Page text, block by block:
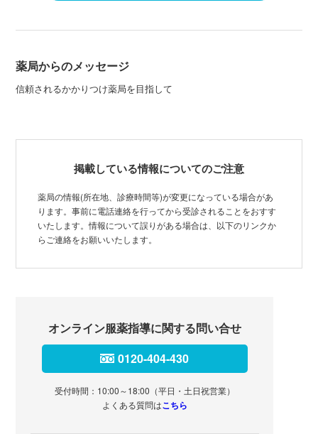
薬局からのメッセージ
信頼されるかかりつけ薬局を目指して
掲載している情報についてのご注意
薬局の情報(所在地、診療時間等)が変更になっている場合があ
ります。事前に電話連絡を行ってから受診されることをおすす
いたします。情報について誤りがある場合は、以下のリンクか
らご連絡をお願いいたします。
オンライン服薬指導に関する問い合せ
0120-404-430
受付時間：10:00～18:00（平日・土日祝営業）
よくある質問はこちら